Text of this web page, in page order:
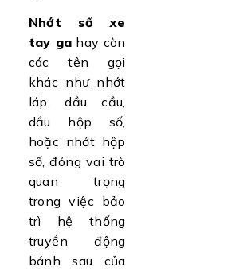
Nhớt số xe
tay ga hay còn
các tên gọi
khác như nhớt
láp, dầu cầu,
dầu hộp số,
hoặc nhớt hộp
số, đóng vai trò
quan trọng
trong việc bảo
trì hệ thống
truyền động
bánh sau của